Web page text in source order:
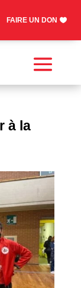
FAIRE UN DON
à la